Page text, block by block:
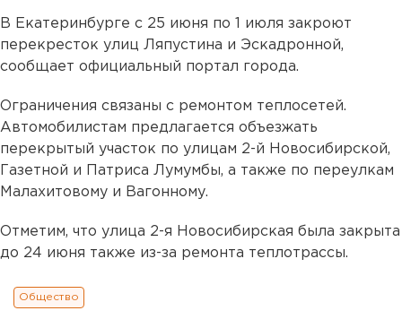
В Екатеринбурге с 25 июня по 1 июля закроют
перекресток улиц Ляпустина и Эскадронной,
сообщает официальный портал города.
Ограничения связаны с ремонтом теплосетей.
Автомобилистам предлагается объезжать
перекрытый участок по улицам 2-й Новосибирской,
Газетной и Патриса Лумумбы, а также по переулкам
Малахитовому и Вагонному.
Отметим, что улица 2-я Новосибирская была закрыта
до 24 июня также из-за ремонта теплотрассы.
Общество